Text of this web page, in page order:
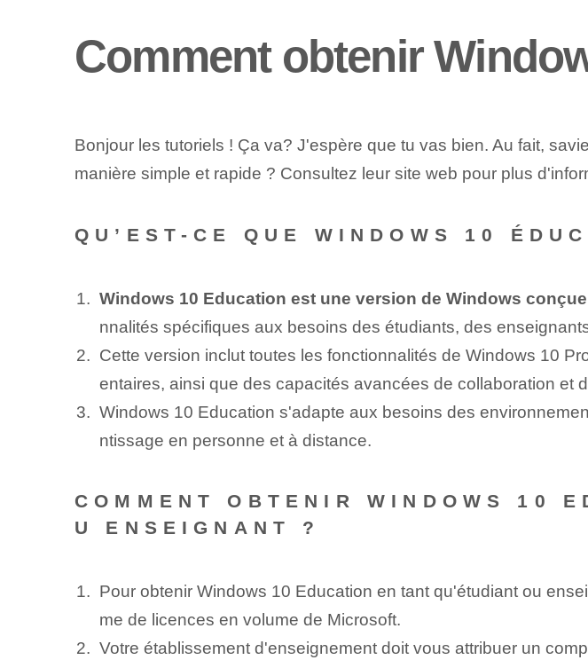
Comment obtenir
Bonjour les tutoriels ! Ça va? J'espère que tu vas bien. Au fait,
manière simple et rapide ? Consultez leur site web pour plus
QU’EST-CE QUE WINDOWS 10
Windows 10 Education est une version de Windows
nnalités spécifiques aux besoins des étudiants, des
Cette version inclut toutes les fonctionnalités de Windows 10
entaires, ainsi que des capacités avancées de collaboration et
Windows 10 Education s'adapte aux besoins des
ntissage en personne et à distance.
COMMENT OBTENIR WINDOWS 10
U ENSEIGNANT ?
Pour obtenir Windows 10 Education en tant qu'étudiant ou
me de licences en volume de Microsoft.
Votre établissement d'enseignement doit vous attribuer un